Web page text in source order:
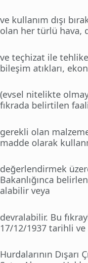
ve kullanım dışı
olan her türlü hava,
ve teçhizat ile
bileşim atıkları,
(evsel nitelikte
fıkrada belirtilen
gerekli olan
madde olarak
değerlendirmek
Bakanlığınca
alabilir veya
devralabilir. Bu
17/12/1937 tarihli ve
Hurdalarının Dışarı